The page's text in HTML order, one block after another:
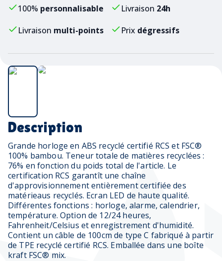
Description
Grande horloge en ABS recyclé certifié RCS et FSC®
100% bambou. Teneur totale de matières recyclées :
76% en fonction du poids total de l'article. Le
certification RCS garantît une chaîne
d'approvisionnement entièrement certifiée des
matérieaus recyclés. Ecran LED de haute qualité.
Différentes fonctions : horloge, alarme, calendrier,
température. Option de 12/24 heures,
Fahrenheit/Celsius et enregistrement d'humidité.
Contient un câble de 100cm de type C fabriqué à partir
de TPE recyclé certifié RCS. Emballée dans une boîte
kraft FSC® mix.
100% personnalisable Livraison 24h
Livraison multi-points Prix dégressifs